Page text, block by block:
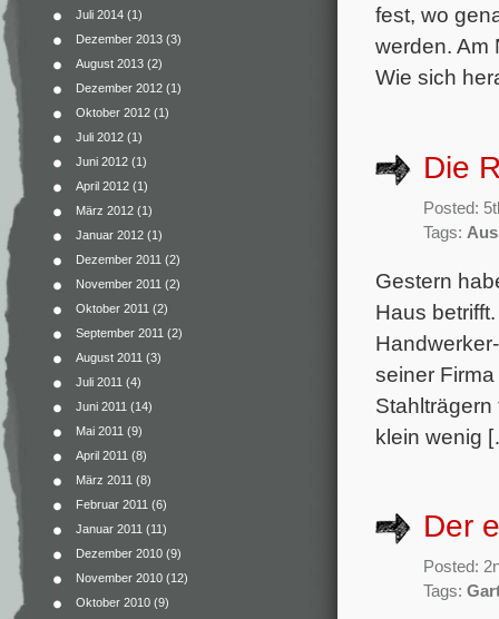
Juli 2014 (1)
Dezember 2013 (3)
August 2013 (2)
Dezember 2012 (1)
Oktober 2012 (1)
Juli 2012 (1)
Juni 2012 (1)
April 2012 (1)
März 2012 (1)
Januar 2012 (1)
Dezember 2011 (2)
November 2011 (2)
Oktober 2011 (2)
September 2011 (2)
August 2011 (3)
Juli 2011 (4)
Juni 2011 (14)
Mai 2011 (9)
April 2011 (8)
März 2011 (8)
Februar 2011 (6)
Januar 2011 (11)
Dezember 2010 (9)
November 2010 (12)
Oktober 2010 (9)
fest, wo
werden. Am
Wie sich
Die
Posted:
Tags:
Gestern
Haus
seiner
klein wenig
Der
Posted:
Tags: